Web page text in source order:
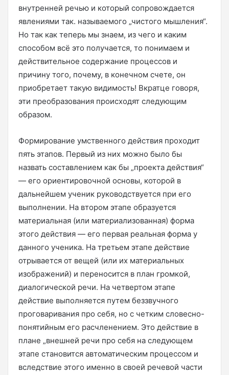
внутренней речью и который сопровождается
явлениями так. называемого „чистого мышления“.
Но так как теперь мы знаем, из чего и каким
способом всё это получается, то понимаем и
действительное содержание процессов и
причину того, почему, в конечном счете, он
приобретает такую видимость! Вкратце говоря,
эти преобразования происходят следующим
образом.
Формирование умственного действия проходит
пять этапов. Первый из них можно было бы
назвать составлением как бы „проекта действия“
— его ориентировочной основы, которой в
дальнейшем ученик руководствуется при его
выполнении. На втором этапе образуется
материальная (или материализованная) форма
этого действия — его первая реальная форма у
данного ученика. На третьем этапе действие
отрывается от вещей (или их материальных
изображений) и переносится в план громкой,
диалогической речи. На четвертом этапе
действие выполняется путем беззвучного
проговаривания про себя, но с четким словесно-
понятийным его расчленением. Это действие в
плане „внешней речи про себя на следующем
этапе становится автоматическим процессом и
вследствие этого именно в своей речевой части